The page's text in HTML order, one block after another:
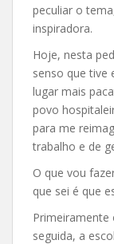
peculiar o
inspiradora.
Hoje, nesta
senso que tive
lugar mais
povo
para me
trabalho e de
O que vou
que sei é que
Primeiramente
seguida, a